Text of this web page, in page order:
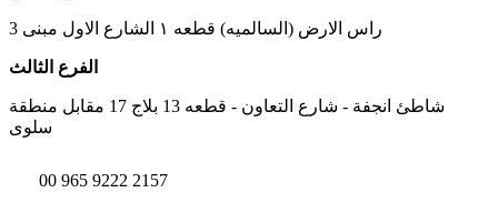
راس الارض (السالميه) قطعه ١ الشارع الاول مبنى 3
الفرع الثالث
شاطئ انجفة - شارع التعاون - قطعه 13 بلاج 17 مقابل منطقة
سلوى
00 965 9222 2157